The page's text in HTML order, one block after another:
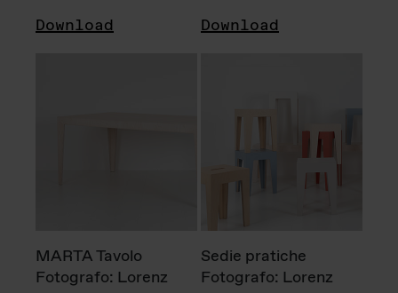
Download Download
MARTA Tavolo
Fotografo: Lorenz
Sedie pratiche
Fotografo: Lorenz